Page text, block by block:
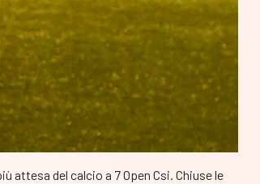
del calcio a 7 Open Csi. Chiuse le